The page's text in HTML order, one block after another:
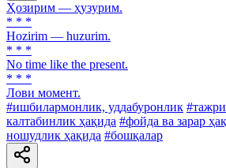
Ҳозирим — ҳузурим.
* * *
Hozirim — huzurim.
* * *
No time like the present.
* * *
Лови момент.
#ишбилармонлик, уддабуронлик
калтабинлик ҳақида #фойда ва зарар
ношудлик ҳақида #бошқалар